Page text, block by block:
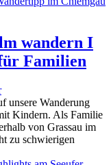
wandern I
Familien
unsere Wanderung
Kindern. Als Familie
von Grassau im
zu schwierigen